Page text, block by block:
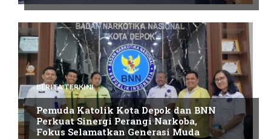
BERITA TERKINI
Pemuda Katolik Kota Depok dan BNN
Perkuat Sinergi Perangi Narkoba,
Fokus Selamatkan Generasi Muda